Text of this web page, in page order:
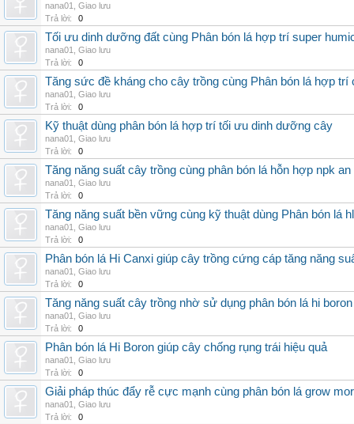
nana01
Giao lưu
Trả lời:
0
Tối ưu dinh dưỡng đất cùng Phân bón lá hợp trí super
nana01
Giao lưu
Trả lời:
0
Tăng sức đề kháng cho cây trồng cùng Phân bón lá hợp trí
nana01
Giao lưu
Trả lời:
0
Kỹ thuật dùng phân bón lá hợp trí tối ưu dinh dưỡng cây
nana01
Giao lưu
Trả lời:
0
Tăng năng suất cây trồng cùng phân bón lá hỗn hợp npk an
nana01
Giao lưu
Trả lời:
0
Tăng năng suất bền vững cùng kỹ thuật dùng Phân bón lá
nana01
Giao lưu
Trả lời:
0
Phân bón lá Hi Canxi giúp cây trồng cứng cáp tăng năng
nana01
Giao lưu
Trả lời:
0
Tăng năng suất cây trồng nhờ sử dụng phân bón lá hi
nana01
Giao lưu
Trả lời:
0
Phân bón lá Hi Boron giúp cây chống rụng trái hiệu quả
nana01
Giao lưu
Trả lời:
0
Giải pháp thúc đẩy rễ cực mạnh cùng phân bón lá grow
nana01
Giao lưu
Trả lời:
0